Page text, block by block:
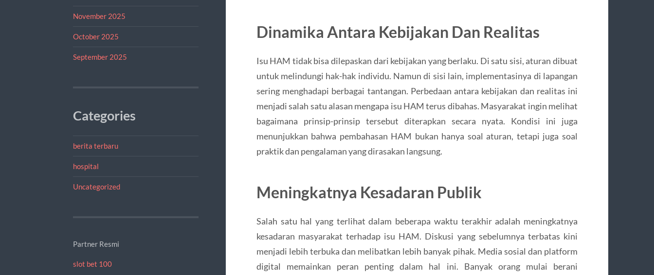
November 2025
October 2025
September 2025
Categories
berita terbaru
hospital
Uncategorized
Partner Resmi
slot bet 100
Dinamika Antara Kebijakan Dan Realitas
Isu HAM tidak bisa dilepaskan dari kebijakan yang berlaku. Di satu sisi, aturan dibuat
untuk melindungi hak-hak individu. Namun di sisi lain, implementasinya di lapangan
sering menghadapi berbagai tantangan. Perbedaan antara kebijakan dan realitas ini
menjadi salah satu alasan mengapa isu HAM terus dibahas. Masyarakat ingin melihat
bagaimana prinsip-prinsip tersebut diterapkan secara nyata. Kondisi ini juga
menunjukkan bahwa pembahasan HAM bukan hanya soal aturan, tetapi juga soal
praktik dan pengalaman yang dirasakan langsung.
Meningkatnya Kesadaran Publik
Salah satu hal yang terlihat dalam beberapa waktu terakhir adalah meningkatnya
kesadaran masyarakat terhadap isu HAM. Diskusi yang sebelumnya terbatas kini
menjadi lebih terbuka dan melibatkan lebih banyak pihak. Media sosial dan platform
digital memainkan peran penting dalam hal ini. Banyak orang mulai berani